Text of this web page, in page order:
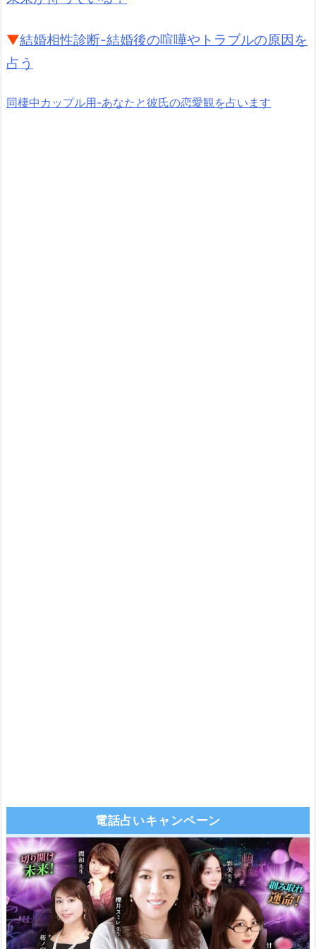
▼結婚相性診断-結婚後の喧嘩やトラブルの原因を
占う
同棲中カップル用-あなたと彼氏の恋愛観を占います
電話占いキャンペーン